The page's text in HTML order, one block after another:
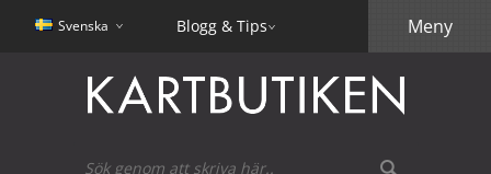
Svenska Blogg & Tips Meny